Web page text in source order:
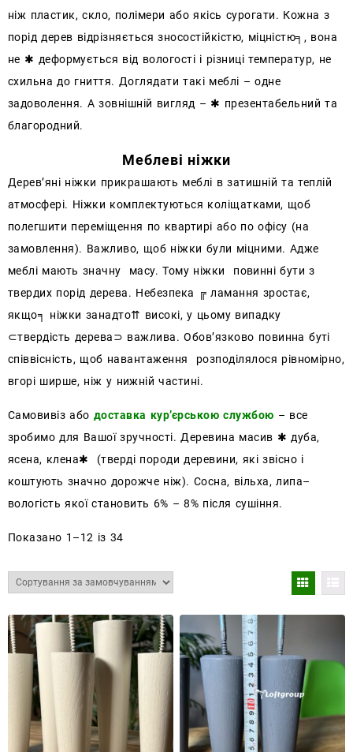
ніж пластик, скло, полімери або якісь сурогати. Кожна з
порід дерев відрізняється зносостійкістю, міцністю╕, вона
не ✱ деформується від вологості і різниці температур, не
схильна до гниття. Доглядати такі меблі – одне
задоволення. А зовнішній вигляд – ✱ презентабельний та
благородний.
Меблеві ніжки
Дерев’яні ніжки прикрашають меблі в затишній та теплій
атмосфері. Ніжки комплектуються коліщатками, щоб
полегшити переміщення по квартирі або по офісу (на
замовлення). Важливо, щоб ніжки були міцними. Адже
меблі мають значну масу. Тому ніжки повинні бути з
твердих порід дерева. Небезпека ╔ ламання зростає,
якщо╕ ніжки занадто⇈ високі, у цьому випадку
⊂твердість дерева⊃ важлива. Обов’язково повинна буті
співвісність, щоб навантаження розподілялося рівномірно,
вгорі ширше, ніж у нижній частині.
Самовивіз або доставка кур’єрською службою – все
зробимо для Вашої зручності. Деревина масив ✱ дуба,
ясена, клена✱ (тверді породи деревини, які звісно і
коштують значно дорожче ніж). Сосна, вільха, липа–
вологість якої становить 6% – 8% після сушіння.
Показано 1–12 із 34